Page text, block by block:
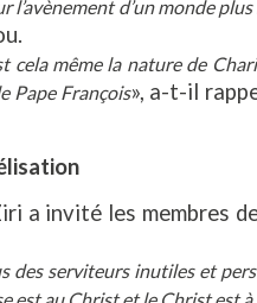
l’avènement d’un monde
cela même la nature de
Pape François», a-t-il
a invité les membres
des serviteurs inutiles et